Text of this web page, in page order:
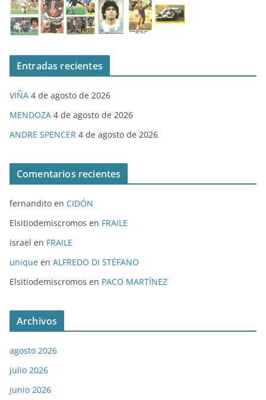
Entradas recientes
VIÑA 4 de agosto de 2026
MENDOZA 4 de agosto de 2026
ANDRE SPENCER 4 de agosto de 2026
Comentarios recientes
fernandito en CIDÓN
Elsitiodemiscromos en FRAILE
israel en FRAILE
unique en ALFREDO DI STÉFANO
Elsitiodemiscromos en PACO MARTÍNEZ
Archivos
agosto 2026
julio 2026
junio 2026